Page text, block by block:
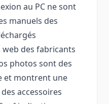
au PC ne sont
manuels des
des fabricants
photos sont des
et montrent une
accessoires